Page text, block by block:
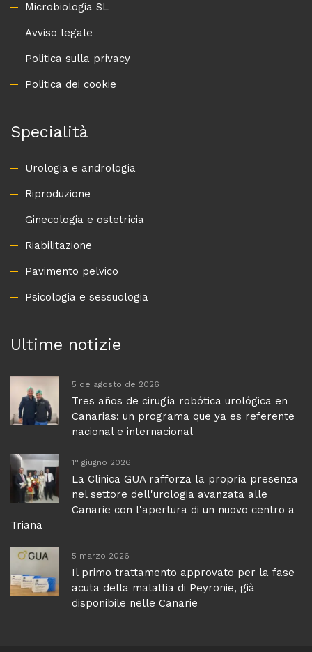
Microbiologia SL
Avviso legale
Politica sulla privacy
Politica dei cookie
Specialità
Urologia e andrologia
Riproduzione
Ginecologia e ostetricia
Riabilitazione
Pavimento pelvico
Psicologia e sessuologia
Ultime notizie
5 de agosto de 2026
Tres años de cirugía robótica urológica en
Canarias: un programa que ya es referente
nacional e internacional
1° giugno 2026
La Clinica GUA rafforza la propria presenza
nel settore dell'urologia avanzata alle
Canarie con l'apertura di un nuovo centro a
Triana
5 marzo 2026
Il primo trattamento approvato per la fase
acuta della malattia di Peyronie, già
disponibile nelle Canarie